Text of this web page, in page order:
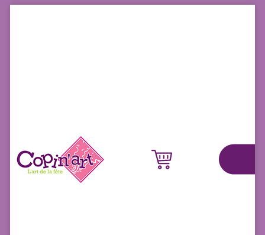
Panneau de gestion des cookies